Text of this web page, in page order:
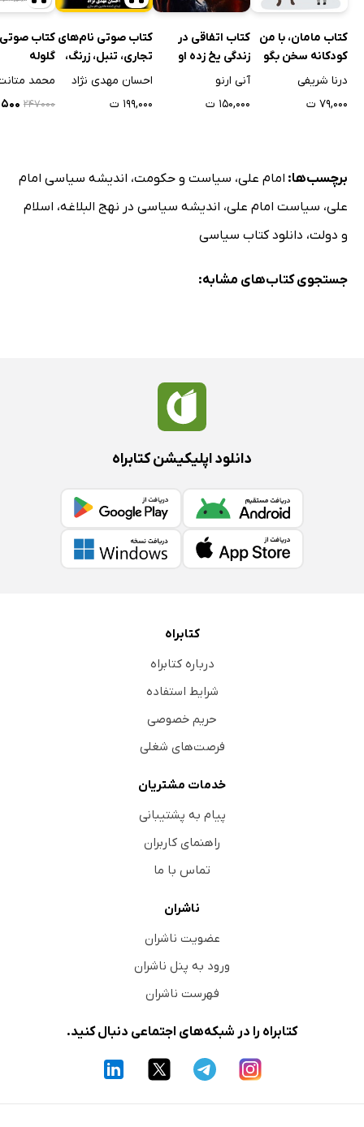
کتاب مامان، با من
کودکانه سخن بگو
درنا شریفی
۷۹,۰۰۰ ت
کتاب اتفاقی در
زندگی یخ زده او
آنی ارنو
۱۵۰,۰۰۰ ت
کتاب صوتی نام‌های
تجاری، تنبل، زرنگ،
خنثی
احسان مهدی نژاد
۱۹۹,۰۰۰ ت
کتاب
گلوله
محمد
۲۴۷۰۰۰
برچسب‌ها: امام علی، سیاست و حکومت، اندیشه سیاسی امام
علی، سیاست امام علی، اندیشه سیاسی در نهج البلاغه، اسلام
و دولت، دانلود کتاب سیاسی
جستجوی کتاب‌های مشابه:
دانلود اپلیکیشن کتابراه
کتابراه
درباره کتابراه
شرایط استفاده
حریم خصوصی
فرصت‌های شغلی
خدمات مشتریان
پیام به پشتیبانی
راهنمای کاربران
تماس با ما
ناشران
عضویت ناشران
ورود به پنل ناشران
فهرست ناشران
کتابراه را در شبکه‌های اجتماعی دنبال کنید.